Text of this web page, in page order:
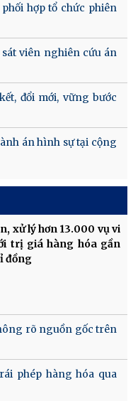
hợp tổ chức phiên
viên nghiên cứu án
đổi mới, vững bước
án hình sự tại cộng
xử lý hơn 13.000 vụ vi
trị giá hàng hóa gần
đồng
rõ nguồn gốc trên
phép hàng hóa qua